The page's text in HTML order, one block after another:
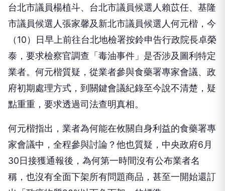
台北市議員楊植斗、台北市議員候選人賴苡任、基隆
市議員候選人張家馨及新北市議員候選人何元楷，今
（10）日早上前往台北地檢署按鈴申告行政院長卓榮
泰，要求檢察官調查「毒油事件」是否涉及圖利特定
業者。何元楷質疑，從業者參與食藥署專家會議、政
府初期處理方式，到關鍵會議紀錄至今說不清楚，疑
點重重，要求透過司法查明真相。
何元楷指出，業者為何能在攸關自身利益的食藥署專
家會議中，全程參與討論？他也質疑，中央政府6月
30日接獲通報後，為何第一時間沒有公布業者名
稱，也沒有全面下架所有問題商品，甚至一開始還訂